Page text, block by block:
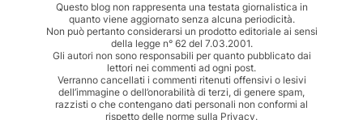
Questo blog non rappresenta una testata giornalistica in
quanto viene aggiornato senza alcuna periodicità.
Non può pertanto considerarsi un prodotto editoriale ai sensi
della legge n° 62 del 7.03.2001.
Gli autori non sono responsabili per quanto pubblicato dai
lettori nei commenti ad ogni post.
Verranno cancellati i commenti ritenuti offensivi o lesivi
dell’immagine o dell’onorabilità di terzi, di genere spam,
razzisti o che contengano dati personali non conformi al
rispetto delle norme sulla Privacy.